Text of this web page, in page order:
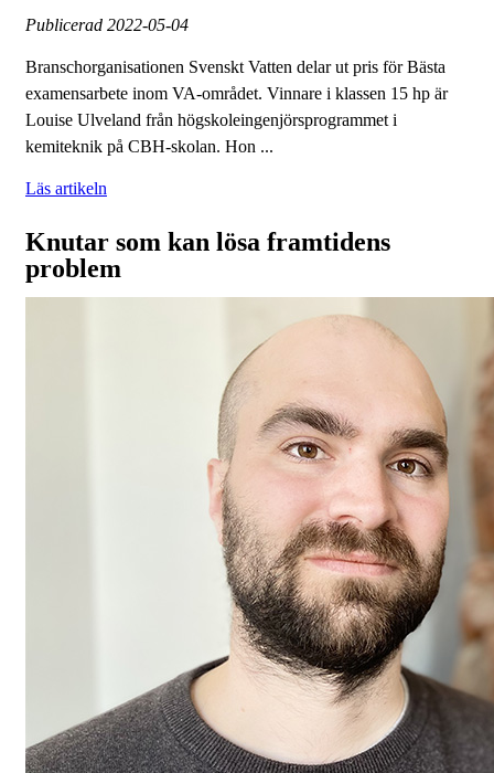
Publicerad 2022-05-04
Branschorganisationen Svenskt Vatten delar ut pris för Bästa
examensarbete inom VA-området. Vinnare i klassen 15 hp är
Louise Ulveland från högskoleingenjörsprogrammet i
kemiteknik på CBH-skolan. Hon ...
Läs artikeln
Knutar som kan lösa framtidens
problem